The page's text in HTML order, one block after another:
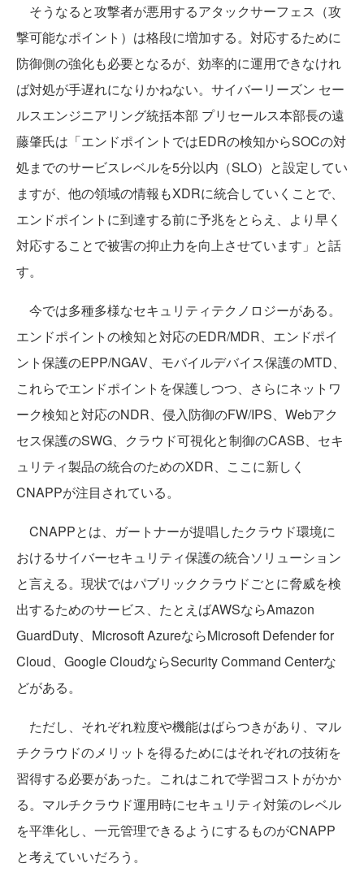
そうなると攻撃者が悪用するアタックサーフェス（攻
撃可能なポイント）は格段に増加する。対応するために
防御側の強化も必要となるが、効率的に運用できなけれ
ば対処が手遅れになりかねない。サイバーリーズン セー
ルスエンジニアリング統括本部 プリセールス本部長の遠
藤肇氏は「エンドポイントではEDRの検知からSOCの対
処までのサービスレベルを5分以内（SLO）と設定してい
ますが、他の領域の情報もXDRに統合していくことで、
エンドポイントに到達する前に予兆をとらえ、より早く
対応することで被害の抑止力を向上させています」と話
す。
今では多種多様なセキュリティテクノロジーがある。
エンドポイントの検知と対応のEDR/MDR、エンドポイ
ント保護のEPP/NGAV、モバイルデバイス保護のMTD、
これらでエンドポイントを保護しつつ、さらにネットワ
ーク検知と対応のNDR、侵入防御のFW/IPS、Webアク
セス保護のSWG、クラウド可視化と制御のCASB、セキ
ュリティ製品の統合のためのXDR、ここに新しく
CNAPPが注目されている。
CNAPPとは、ガートナーが提唱したクラウド環境に
おけるサイバーセキュリティ保護の統合ソリューション
と言える。現状ではパブリッククラウドごとに脅威を検
出するためのサービス、たとえばAWSならAmazon
GuardDuty、Microsoft AzureならMicrosoft Defender for
Cloud、Google CloudならSecurity Command Centerな
どがある。
ただし、それぞれ粒度や機能はばらつきがあり、マル
チクラウドのメリットを得るためにはそれぞれの技術を
習得する必要があった。これはこれで学習コストがかか
る。マルチクラウド運用時にセキュリティ対策のレベル
を平準化し、一元管理できるようにするものがCNAPP
と考えていいだろう。